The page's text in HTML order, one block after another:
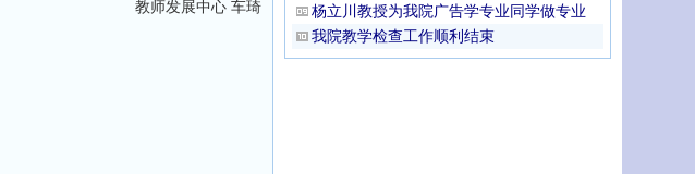
教师发展中心 车琦
杨立川教授为我院广告学专业同学做专业
我院教学检查工作顺利结束